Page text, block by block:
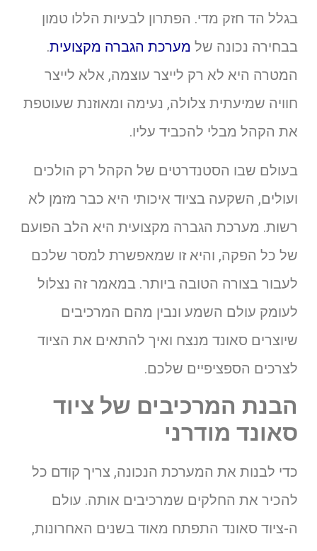
בגלל הד חזק מדי. הפתרון לבעיות הללו טמון
בבחירה נכונה של מערכת הגברה מקצועית.
המטרה היא לא רק לייצר עוצמה, אלא לייצר
חוויה שמיעתית צלולה, נעימה ומאוזנת שעוטפת
את הקהל מבלי להכביד עליו.
בעולם שבו הסטנדרטים של הקהל רק הולכים
ועולים, השקעה בציוד איכותי היא כבר מזמן לא
רשות. מערכת הגברה מקצועית היא הלב הפועם
של כל הפקה, והיא זו שמאפשרת למסר שלכם
לעבור בצורה הטובה ביותר. במאמר זה נצלול
לעומק עולם השמע ונבין מהם המרכיבים
שיוצרים סאונד מנצח ואיך להתאים את הציוד
לצרכים הספציפיים שלכם.
הבנת המרכיבים של ציוד
סאונד מודרני
כדי לבנות את המערכת הנכונה, צריך קודם כל
להכיר את החלקים שמרכיבים אותה. עולם
ה-ציוד סאונד התפתח מאוד בשנים האחרונות,